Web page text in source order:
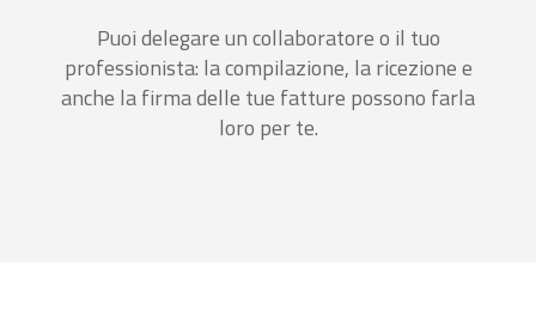
Puoi delegare un collaboratore o il tuo
professionista: la compilazione, la ricezione e
anche la firma delle tue fatture possono farla
loro per te.